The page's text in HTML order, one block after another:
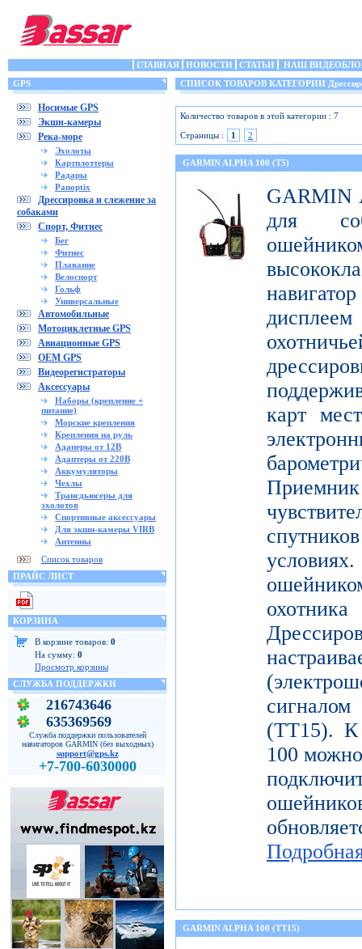
ГЛАВНАЯ НОВОСТИ СТАТЬИ
НАШ
GPS
Носимые GPS
Экшн-камеры
Река-море
Эхолоты
Картплоттеры
Радары
Panoptix
Дрессировка и слежение за
собаками
Спорт, Фитнес
Бег
Фитнес
Плавание
Велоспорт
Гольф
Универсальные
Автомобильные
Мотоциклетные GPS
Авиационные GPS
OEM GPS
Видеорегистраторы
Аксессуары
Наборы (крепление +
питание)
Морские крепления
Крепления на руль
Адаперы от 12В
Адаптеры от 220В
Аккумуляторы
Чехлы
Трансдьюсеры для
эхолотов
Спортивные аксессуары
Для экшн-камеры VIRB
Антенны
Список товаров
ПРАЙС ЛИСТ
КОРЗИНА
В корзине товаров: 0
На сумму: 0
Просмотр корзины
СЛУЖБА ПОДДЕРЖКИ
216743646
635369569
Служба поддержки пользователей
навигаторов GARMIN (без выходных)
support@gps.kz
+7-700-6030000
СПИСОК ТОВАРОВ КАТЕГОРИИ
Количество товаров в этой категории : 7
Страницы :
1 2
GARMIN ALPHA 100 (T5)
GARMIN
для
карт
(TT15). К
100 можно
GARMIN ALPHA 100 (TT15)